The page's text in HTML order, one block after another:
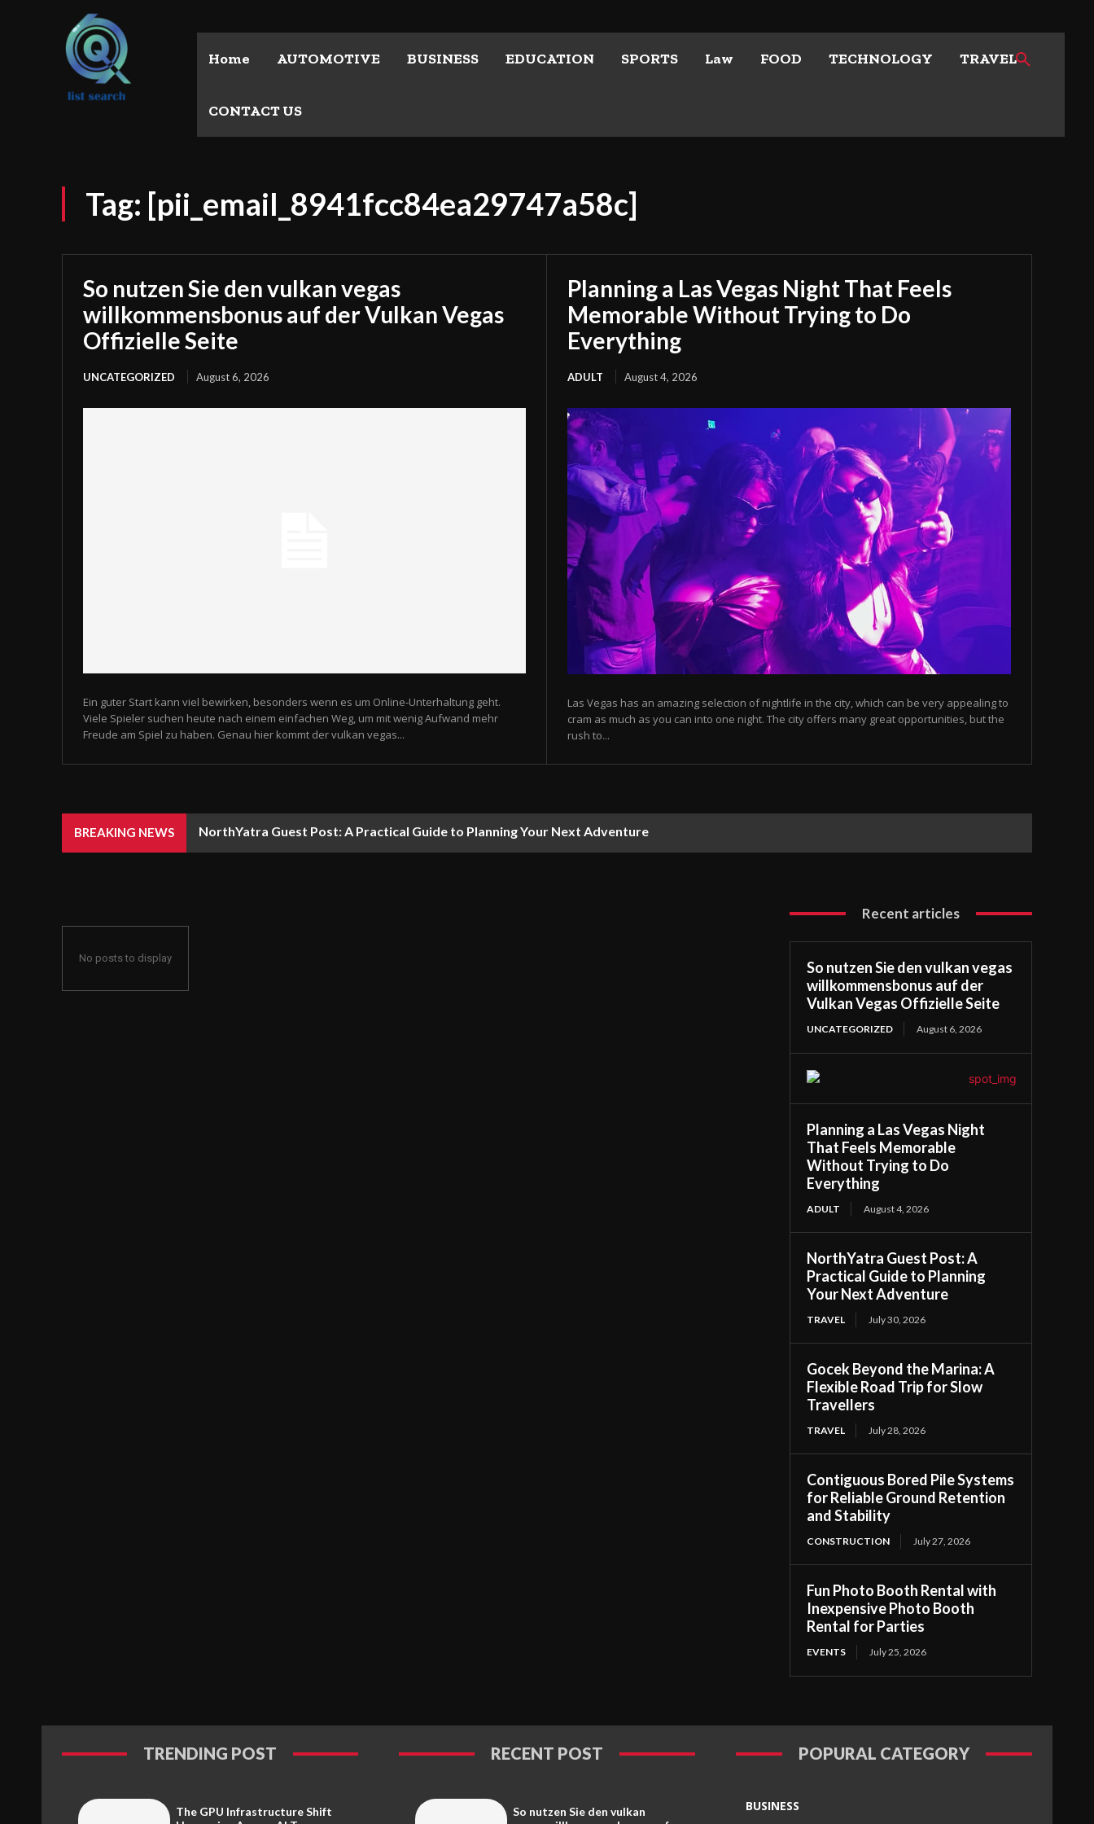
Home AUTOMOTIVE BUSINESS EDUCATION SPORTS Law FOOD TECHNOLOGY TRAVEL
CONTACT US
Tag: [pii_email_8941fcc84ea29747a58c]
So nutzen Sie den vulkan vegas
willkommensbonus auf der Vulkan Vegas
Offizielle Seite
UNCATEGORIZED August 6, 2026
Ein guter Start kann viel bewirken, besonders wenn es um Online-Unterhaltung geht.
Viele Spieler suchen heute nach einem einfachen Weg, um mit wenig Aufwand mehr
Freude am Spiel zu haben. Genau hier kommt der vulkan vegas...
Planning a Las Vegas Night That Feels
Memorable Without Trying to Do
Everything
ADULT August 4, 2026
Las Vegas has an amazing selection of nightlife in the city, which can be very appealing to
cram as much as you can into one night. The city offers many great opportunities, but the
rush to...
BREAKING NEWS NorthYatra Guest Post: A Practical Guide to Planning Your Next Adventure
No posts to display
Recent articles
So nutzen Sie den vulkan vegas
willkommensbonus auf der
Vulkan Vegas Offizielle Seite
UNCATEGORIZED August 6, 2026
Planning a Las Vegas Night
That Feels Memorable
Without Trying to Do
Everything
ADULT August 4, 2026
NorthYatra Guest Post: A
Practical Guide to Planning
Your Next Adventure
TRAVEL July 30, 2026
Gocek Beyond the Marina: A
Flexible Road Trip for Slow
Travellers
TRAVEL July 28, 2026
Contiguous Bored Pile Systems
for Reliable Ground Retention
and Stability
CONSTRUCTION July 27, 2026
Fun Photo Booth Rental with
Inexpensive Photo Booth
Rental for Parties
EVENTS July 25, 2026
TRENDING POST
The GPU Infrastructure Shift
RECENT POST
So nutzen Sie den vulkan
POPURAL CATEGORY
BUSINESS